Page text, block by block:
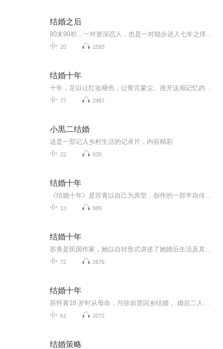
结婚之后
20 1593
结婚十年
77 2467
小黒二结婚
这是一部记入乡村生活的记录片，内容精彩
22 935
结婚十年
13 699
结婚十年
72 2676
结婚十年
61 2072
结婚策略